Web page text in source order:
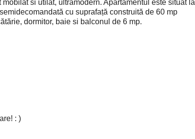
si utilat, ultramodern. Apartamentul este situat la
cu suprafață construită de 60 mp
dormitor, baie si balconul de 6 mp.
: )